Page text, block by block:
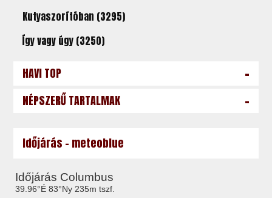
Kutyaszorítóban (3295)
Így vagy úgy (3250)
HAVI TOP -
NÉPSZERŰ TARTALMAK -
Időjárás - meteoblue